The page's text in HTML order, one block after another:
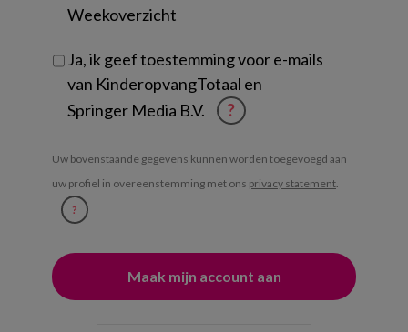
Weekoverzicht
Ja, ik geef toestemming voor e-mails
van KinderopvangTotaal en
Springer Media B.V.
?
Uw bovenstaande gegevens kunnen worden toegevoegd aan
uw profiel in overeenstemming met ons privacy statement.
?